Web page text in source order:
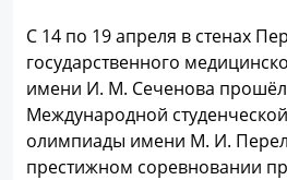
С 14 по 19 апреля в стенах
государственного
имени И. М. Сеченова прошёл
Международной
олимпиады имени М. И.
престижном соревновании